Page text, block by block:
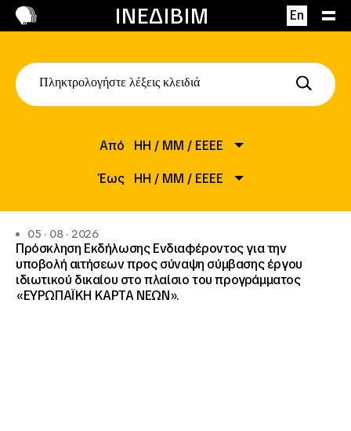
ΙΝΕΔΙΒΙΜ En
Επικοινωνία
Από HH / MM / EEEE
Έως ΗΗ / ΜΜ / ΕΕΕΕ
05 · 08 · 2026
Πρόσκληση Εκδήλωσης Ενδιαφέροντος για την
υποβολή αιτήσεων προς σύναψη σύμβασης έργου
ιδιωτικού δικαίου στο πλαίσιο του προγράμματος
«ΕΥΡΩΠΑΪΚΗ ΚΑΡΤΑ ΝΕΩΝ».